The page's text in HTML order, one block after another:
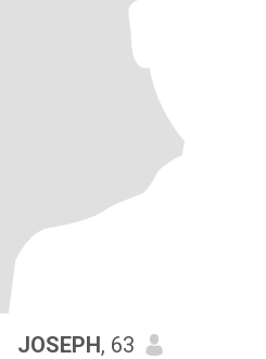
JOSEPH, 63